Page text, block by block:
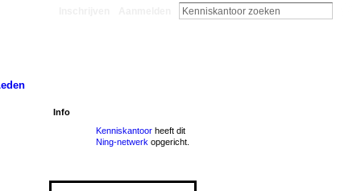
Info
Kenniskantoorheeft dit
Ning-netwerk opgericht.